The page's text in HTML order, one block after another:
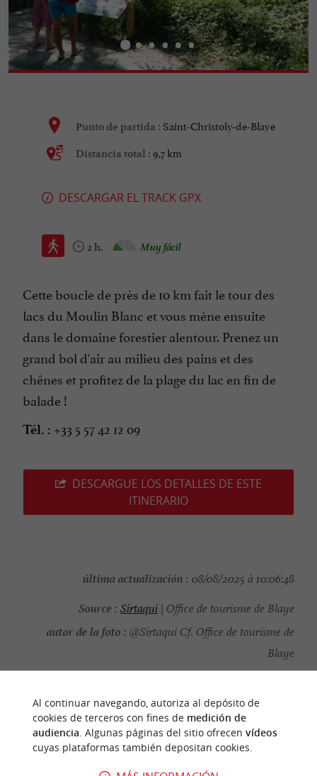
Punto de partida : Saint-Christoly-de-Blaye
Distancia total : 9,7 km
DESCARGAR EL TRACK GPX
2 h. Muy fácil
Cette boucle de près de 10 km fait le tour des
lacs du Moulin Blanc et vous mène ensuite
dans le domaine forestier alentour. Prenez un
grand bol d'air au milieu des pains et des
chênes et profitez de la plage du lac en fin de
balade !
Tél. : +33 5 57 42 12 09
DESCARGUE LOS DETALLES DE ESTE
ITINERARIO
última actualización : 08/08/2025 à 10:06:48
Source : Sirtaqui | Office de tourisme de Blaye
autor de la foto : @Sirtaqui Cf. Office de tourisme de
Blaye
PARA DESCUBRIRALREDEDOR
Al continuar navegando, autoriza al depósito de
cookies de terceros con fines de medición de
audiencia . Algunas páginas del sitio ofrecen vídeos
cuyas plataformas también depositan cookies.